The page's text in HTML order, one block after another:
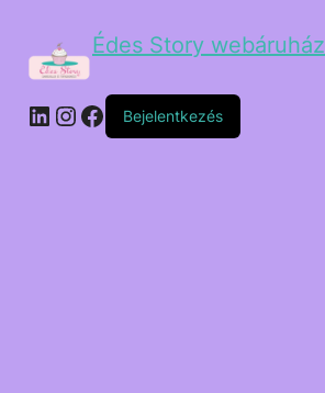
Édes Story webáruház
Bejelentkezés